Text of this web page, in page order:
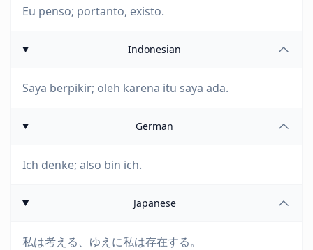
Eu penso; portanto, existo.
Indonesian
Saya berpikir; oleh karena itu saya ada.
German
Ich denke; also bin ich.
Japanese
私は考える、ゆえに私は存在する。